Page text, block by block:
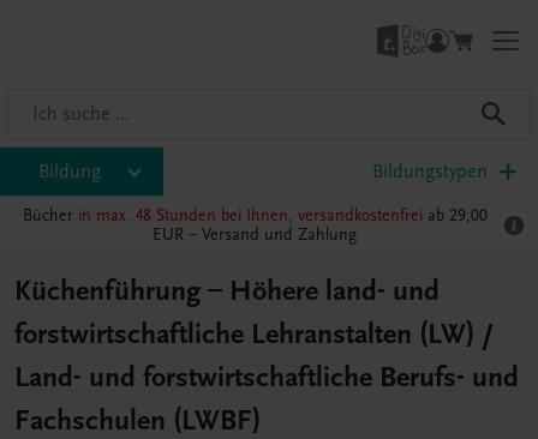
Bildung Bildungstypen
Bücher in max. 48 Stunden bei Ihnen, versandkostenfrei ab 29,00
EUR – Versand und Zahlung
Küchenführung – Höhere land- und
forstwirtschaftliche Lehranstalten (LW) /
Land- und forstwirtschaftliche Berufs- und
Fachschulen (LWBF)